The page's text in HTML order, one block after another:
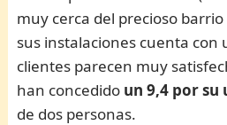
muy cerca del precioso
sus instalaciones cuenta con
clientes parecen muy
han concedido un 9,4 por su
de dos personas.